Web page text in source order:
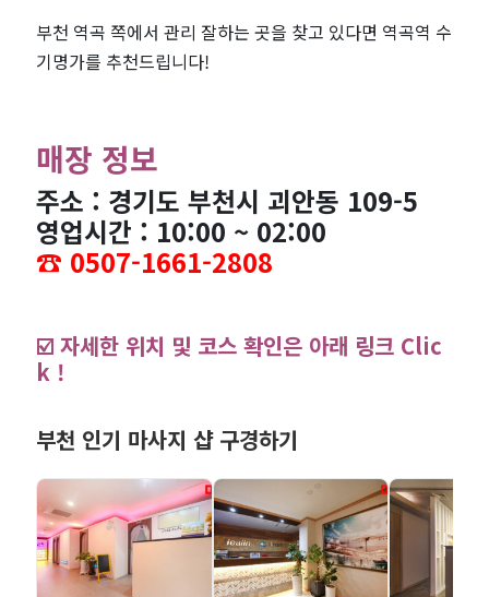
부천 역곡 쪽에서 관리 잘하는 곳을 찾고 있다면 역곡역 수
기명가를 추천드립니다!
매장 정보
주소 : 경기도 부천시 괴안동 109-5
영업시간 : 10:00 ~ 02:00
☎️ 0507-1661-2808
☑️ 자세한 위치 및 코스 확인은 아래 링크 Clic
k !
부천 인기 마사지 샵 구경하기